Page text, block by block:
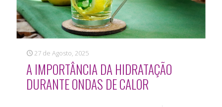
27 de Agosto, 2025
A IMPORTÂNCIA DA HIDRATAÇÃO
DURANTE ONDAS DE CALOR